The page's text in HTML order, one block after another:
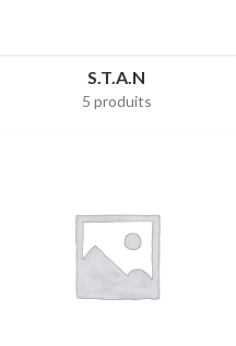
S.T.A.N
5 produits